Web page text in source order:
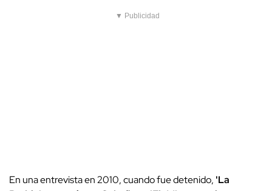
▼ Publicidad
En una entrevista en 2010, cuando fue detenido, 'La